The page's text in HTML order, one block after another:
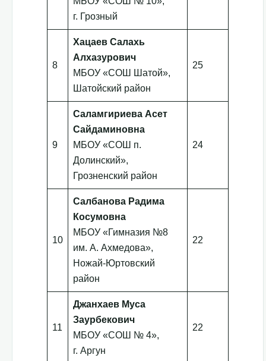
г. Грозный
8
Хацаев Салахь
Алхазурович
МБОУ «СОШ Шатой»,
Шатойский район
25
9
Саламгириева Асет
Сайдаминовна
МБОУ «СОШ п.
Долинский»,
Грозненский район
24
10
Салбанова Радима
Косумовна
МБОУ «Гимназия №8
им. А. Ахмедова»,
Ножай-Юртовский
район
22
11
Джанхаев Муса
Заурбекович
МБОУ «СОШ № 4»,
г. Аргун
22